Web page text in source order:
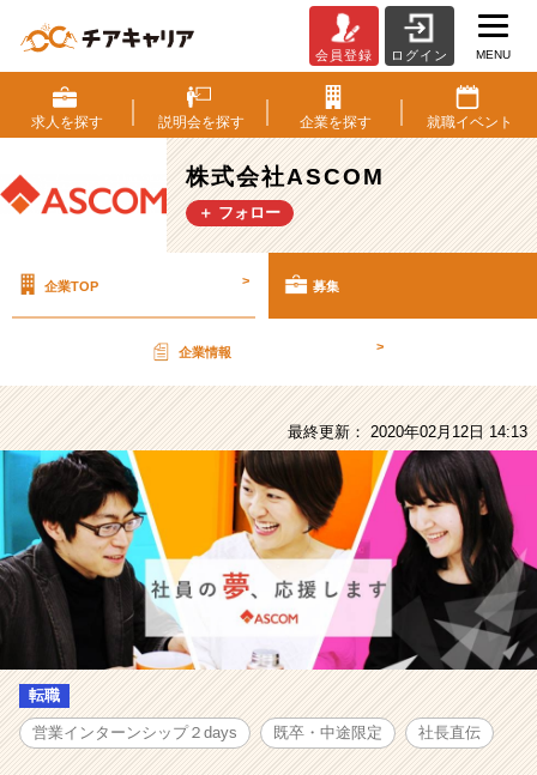
式
会
社
ASCOM
の
採
-
既
中
定！！
【ASCOM
長
伝！！
イ
タ
ー
会員登録 ログイン MENU
求人を探す 説明会を探す 企業を探す 就職イベント
株式会社ASCOM
＋ フォロー
企業TOP > 募集
企業情報 >
最終更新： 2020年02月12日 14:13
転職
営業インターンシップ２days 既卒・中途限定 社長直伝